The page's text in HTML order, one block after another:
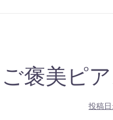
ご褒美ピ
投稿